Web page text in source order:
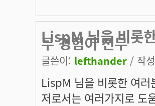
LispM 님을 비롯
무 경험이 전무
글쓴이: lefthander / 작
LispM 님을 비롯한 여러
저로서는 여러가지로 도